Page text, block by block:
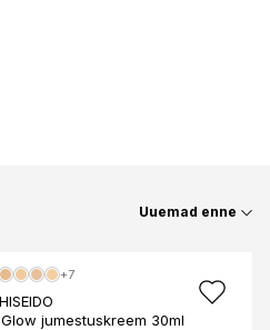
Uuemad enne
+7
jumestuskreem 30ml